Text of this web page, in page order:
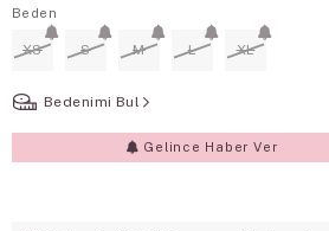
Beden
XS S M L XL
Bedenimi Bul
Gelince Haber Ver